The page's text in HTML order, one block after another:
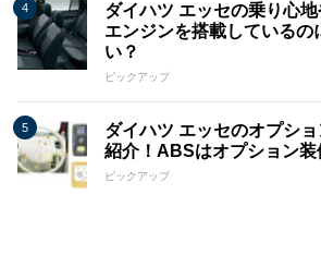
ダイハツ エッセの乗り心
エンジンを搭載しているの
い？
ピックアップ
ダイハツ エッセのオプシ
紹介！ABSはオプション装
ピックアップ